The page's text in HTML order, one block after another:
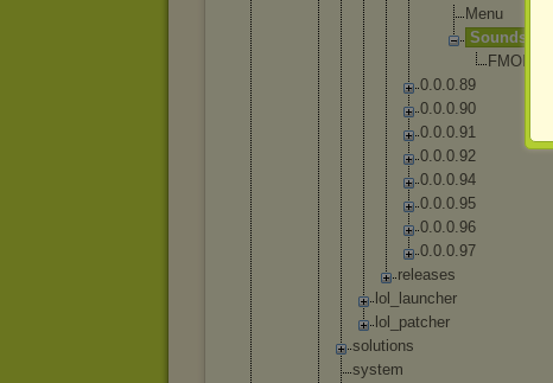
Menu
Sounds
FMO
0.0.0.89
0.0.0.90
0.0.0.91
0.0.0.92
0.0.0.94
0.0.0.95
0.0.0.96
0.0.0.97
re eases
lo
launcher
lo
patc her
solutions
system